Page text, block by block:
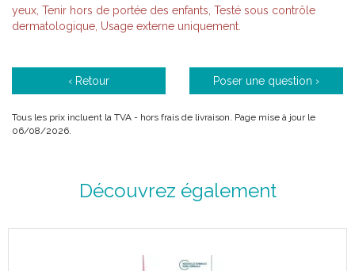
yeux, Tenir hors de portée des enfants, Testé sous contrôle
dermatologique, Usage externe uniquement.
‹ Retour Poser une question ›
Tous les prix incluent la TVA - hors frais de livraison. Page mise à jour le
06/08/2026.
Découvrez également